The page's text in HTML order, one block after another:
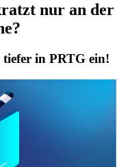
nur an der
in PRTG ein!